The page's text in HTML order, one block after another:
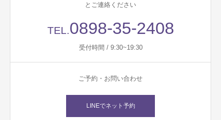
とご連絡ください
TEL.0898-35-2408
受付時間 / 9:30~19:30
ご予約・お問い合わせ
LINEでネット予約